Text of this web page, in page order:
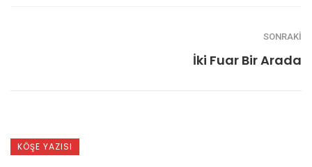
SONRAKI
İki Fuar Bir Arada
KÖŞE YAZISI